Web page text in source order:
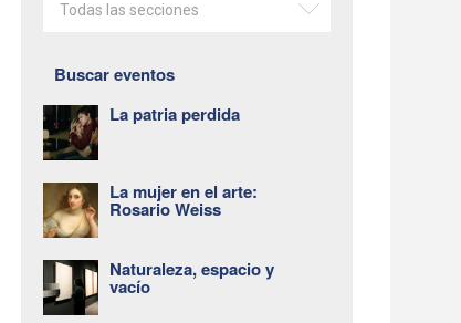
Todas las secciones
Buscar eventos
La patria perdida
La mujer en el arte:
Rosario Weiss
Naturaleza, espacio y
vacío